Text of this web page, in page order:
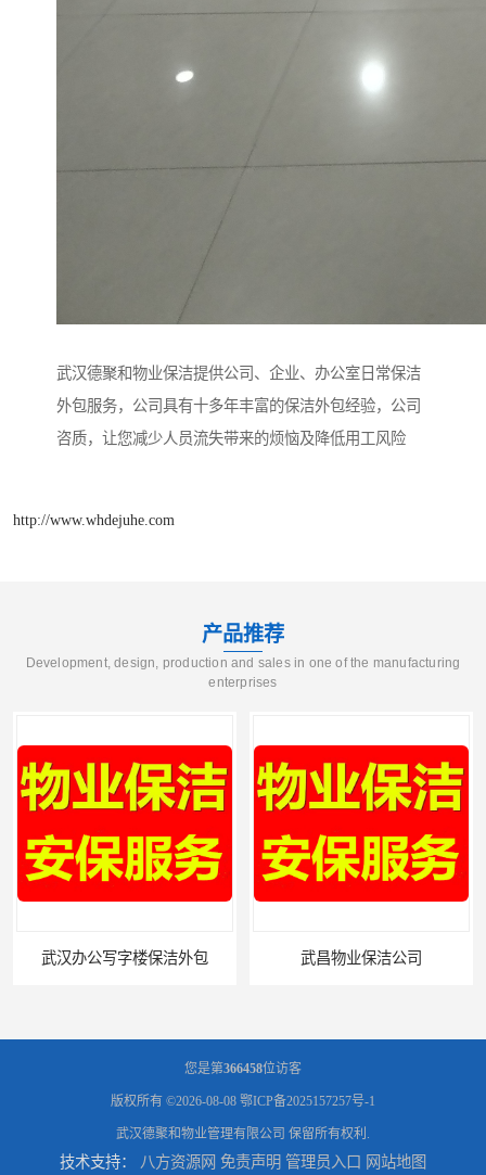
武汉德聚和物业保洁提供公司、企业、办公室日常保洁
外包服务，公司具有十多年丰富的保洁外包经验，公司
咨质，让您减少人员流失带来的烦恼及降低用工风险
http://www.whdejuhe.com
产品推荐
Development, design, production and sales in one of the manufacturing
enterprises
汉办公写字楼保洁外包 武昌物业保洁公司
您是第366458位访客
版权所有 ©2026-08-08 鄂ICP备2025157257号-1
武汉德聚和物业管理有限公司 保留所有权利.
技术支持： 八方资源网 免责声明 管理员入口 网站地图